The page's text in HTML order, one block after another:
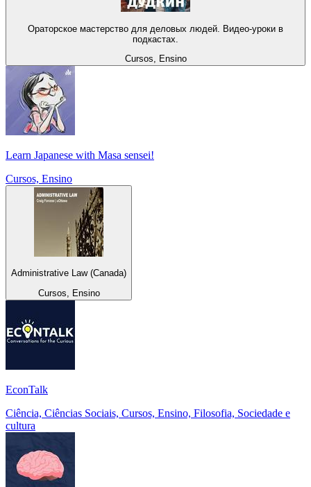
Ораторское мастерство для деловых людей. Видео-уроки в
подкастах.
Cursos, Ensino
Learn Japanese with Masa sensei!
Cursos, Ensino
Administrative Law (Canada)
Cursos, Ensino
EconTalk
Ciência, Ciências Sociais, Cursos, Ensino, Filosofia, Sociedade e
cultura